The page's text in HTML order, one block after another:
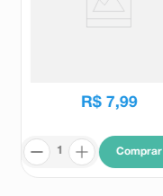
R$ 7,99
Comprar